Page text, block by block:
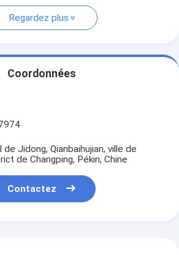
Regardez plus
Coordonnées
Jidong, Qianbaihujian, ville de
de Changping, Pékin, Chine
Contactez